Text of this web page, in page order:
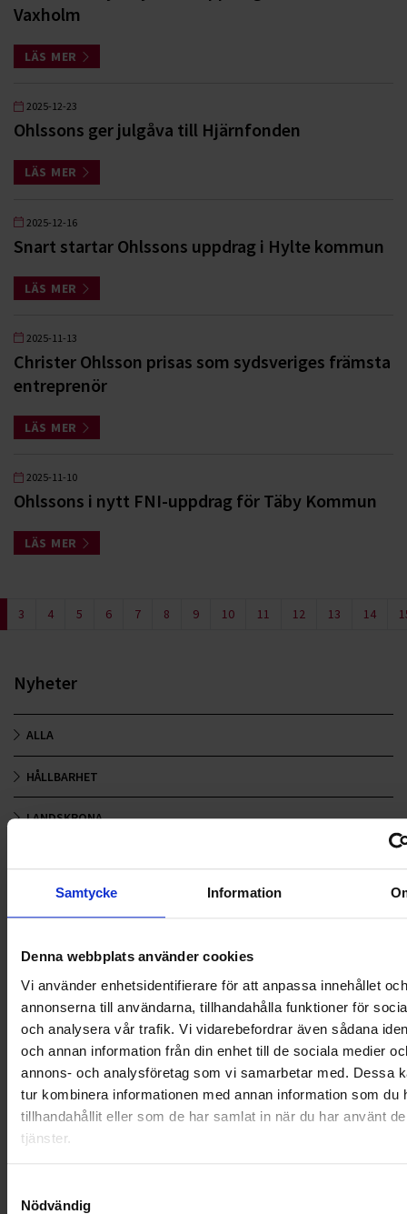
Samtycke Information
Denna webbplats använder cookies
Vi använder enhetsidentifierare för att anpassa innehållet och
annonserna till användarna, tillhandahålla funktioner för
och analysera vår trafik. Vi vidarebefordrar även sådana
och annan information från din enhet till de sociala medier
annons- och analysföretag som vi samarbetar med. Dessa
tur kombinera informationen med annan information som du
tillhandahållit eller som de har samlat in när du har använt
tjänster.
Nödvändig
Vaxholm
LÄS MER
2025-12-23
Ohlssons ger julgåva till Hjärnfonden
LÄS MER
2025-12-16
Snart startar Ohlssons uppdrag i Hylte kommun
LÄS MER
2025-11-13
Christer Ohlsson prisas som sydsveriges främsta
entreprenör
LÄS MER
2025-11-10
Ohlssons i nytt FNI-uppdrag för Täby Kommun
LÄS MER
3 4 5 6 7 8 9 10 11 12 13 14
Nyheter
ALLA
HÅLLBARHET
LANDSKRONA
OHLSSONS REGION MITT
OHLSSONS REGION VÄST
OHLSSONSKOLLEGOR
RENHÅLLNING
SAMARBETEN
SOCIALT ANSVAR